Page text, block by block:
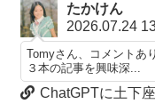
たかけん
2026.07.24
Tomyさん、コメントあ
３本の記事を興味深...
ChatGPTに土下